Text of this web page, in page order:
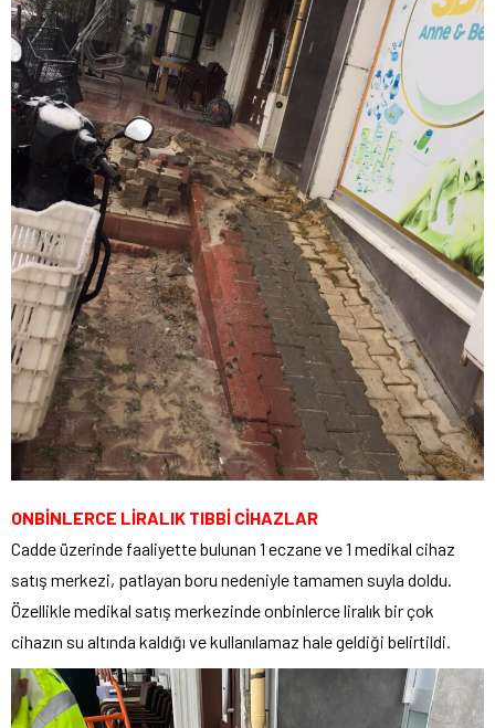
ONBİNLERCE LİRALIK TIBBİ CİHAZLAR
Cadde üzerinde faaliyette bulunan 1 eczane ve 1 medikal cihaz
satış merkezi, patlayan boru nedeniyle tamamen suyla doldu.
Özellikle medikal satış merkezinde onbinlerce liralık bir çok
cihazın su altında kaldığı ve kullanılamaz hale geldiği belirtildi.